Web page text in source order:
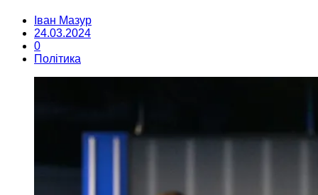
Іван Мазур
24.03.2024
0
Політика